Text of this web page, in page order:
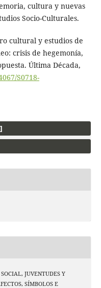
cultura y nuevas
Socio-Culturales.
cultural y estudios de
crisis de hegemonía,
Última Década,
S0718-
JUVENTUDES Y
SÍMBOLOS E